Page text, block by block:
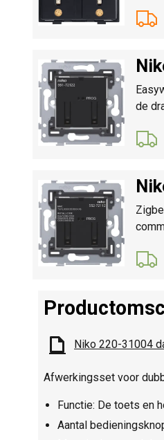
de
Niko 220-31004
Afwerkingsset voor
Functie: De toets en
Aantal